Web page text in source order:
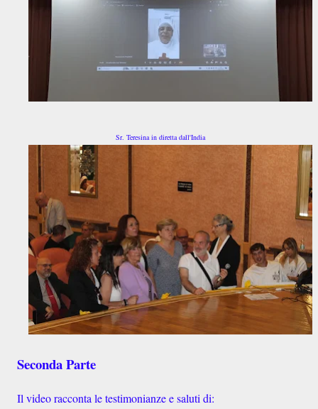
Sr. Teresina in diretta dall'India
Seconda Parte
Il video racconta le testimonianze e saluti di: